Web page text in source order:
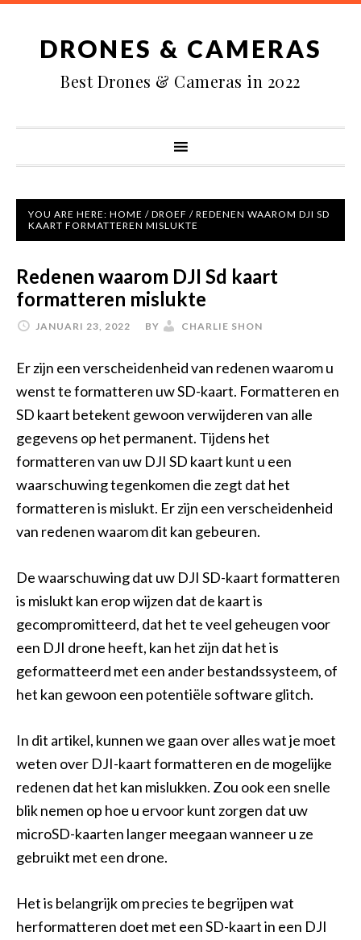
DRONES & CAMERAS
Best Drones & Cameras in 2022
YOU ARE HERE: HOME / DROEF / REDENEN WAAROM DJI SD
KAART FORMATTEREN MISLUKTE
Redenen waarom DJI Sd kaart
formatteren mislukte
JANUARI 23, 2022 BY CHARLIE SHON
Er zijn een verscheidenheid van redenen waarom u
wenst te formatteren uw SD-kaart. Formatteren en
SD kaart betekent gewoon verwijderen van alle
gegevens op het permanent. Tijdens het
formatteren van uw DJI SD kaart kunt u een
waarschuwing tegenkomen die zegt dat het
formatteren is mislukt. Er zijn een verscheidenheid
van redenen waarom dit kan gebeuren.
De waarschuwing dat uw DJI SD-kaart formatteren
is mislukt kan erop wijzen dat de kaart is
gecompromitteerd, dat het te veel geheugen voor
een DJI drone heeft, kan het zijn dat het is
geformatteerd met een ander bestandssysteem, of
het kan gewoon een potentiële software glitch.
In dit artikel, kunnen we gaan over alles wat je moet
weten over DJI-kaart formatteren en de mogelijke
redenen dat het kan mislukken. Zou ook een snelle
blik nemen op hoe u ervoor kunt zorgen dat uw
microSD-kaarten langer meegaan wanneer u ze
gebruikt met een drone.
Het is belangrijk om precies te begrijpen wat
herformatteren doet met een SD-kaart in een DJI